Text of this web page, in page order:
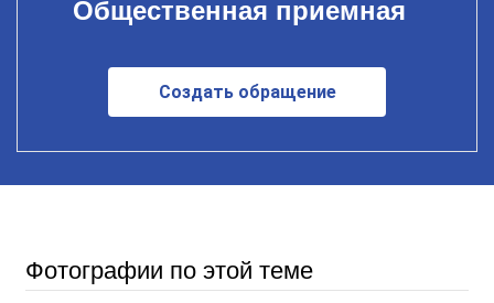
Общественная приемная
Создать обращение
Фотографии по этой теме